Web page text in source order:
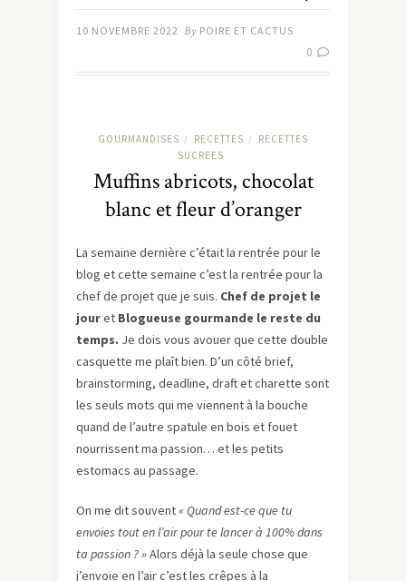
10 NOVEMBRE 2022 By POIRE ET CACTUS
0
GOURMANDISES / RECETTES /
RECETTES
SUCREES
Muffins abricots, chocolat
blanc et fleur d’oranger
La semaine dernière c’était la rentrée pour le
blog et cette semaine c’est la rentrée pour la
chef de projet que je suis. Chef de projet le
jouret Blogueuse gourmande le reste du
temps. Je dois vous avouer que cette double
casquette me plaît bien. D’un côté brief,
brainstorming, deadline, draft et charette sont
les seuls mots qui me viennent à la bouche
quand de l’autre spatule en bois et fouet
nourrissent ma passion… et les petits
estomacs au passage.
On me dit souvent« Quand est-ce que tu
envoies tout en l’air pour te lancer à 100% dans
ta passion ? »Alors déjà la seule chose que
j’envoie en l’air c’est les crêpes à la